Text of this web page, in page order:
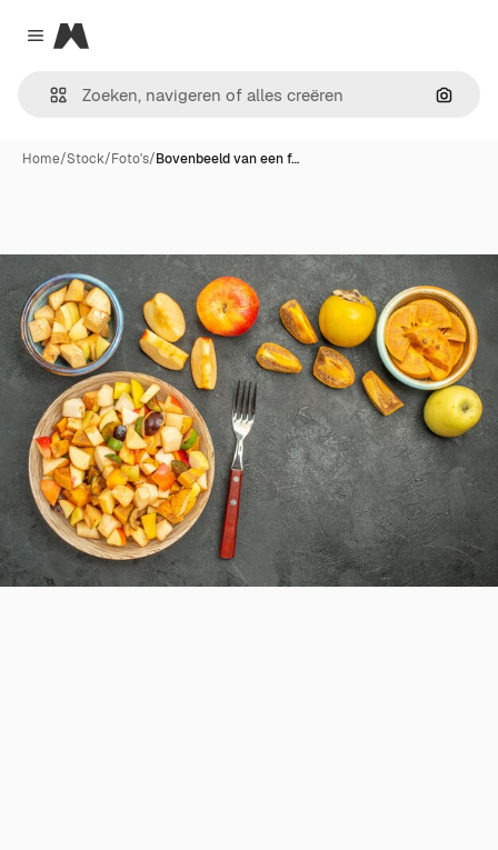
Close menu
Magnific
Home/Stock/Foto's/Bovenbeeld van een f…